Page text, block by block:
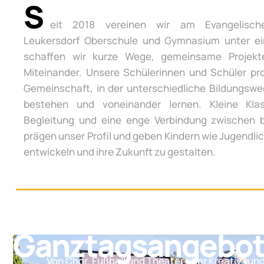
S eit 2018 vereinen wir am
Leukersdorf Oberschule und Gymnasium unter
schaffen wir kurze Wege, gemeinsame
Miteinander. Unsere Schülerinnen und Schüler
Gemeinschaft, in der unterschiedliche
bestehen und voneinander lernen. Kleine
Begleitung und eine enge Verbindung zwischen
prägen unser Profil und geben Kindern wie
entwickeln und ihre Zukunft zu gestalten.
Von Chor, Fußball und Theater über Kreativ-